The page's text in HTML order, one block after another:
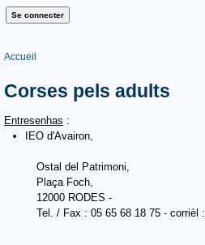
Vous êtes ici
Accueil
Corses pels adults
Entresenhas :
IEO d'Avairon,
Ostal del Patrimoni,
Plaça Foch,
12000 RODES -
Tel. / Fax : 05 65 68 18 75 - corrièl :